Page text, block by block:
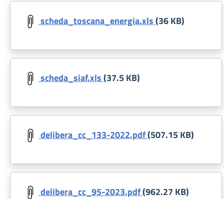
Document
scheda_toscana_energia.xls(36 KB)
Document
scheda_siaf.xls(37.5 KB)
Document
delibera_cc_133-2022.pdf(507.15 KB)
Document
delibera_cc_95-2023.pdf(962.27 KB)